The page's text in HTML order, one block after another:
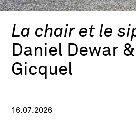
La chair et le
Daniel Dewar
Gicquel
16.07.2026